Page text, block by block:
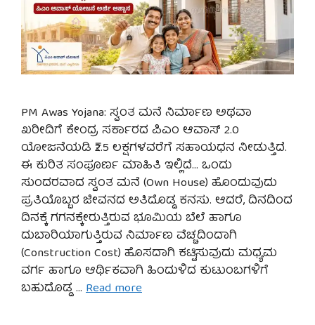
PM Awas Yojana: ಸ್ವಂತ ಮನೆ ನಿರ್ಮಾಣ ಅಥವಾ
ಖರೀದಿಗೆ ಕೇಂದ್ರ ಸರ್ಕಾರದ ಪಿಎಂ ಆವಾಸ್ 2.0
ಯೋಜನೆಯಡಿ ₹2.5 ಲಕ್ಷಗಳವರೆಗೆ ಸಹಾಯಧನ ನೀಡುತ್ತಿದೆ.
ಈ ಕುರಿತ ಸಂಪೂರ್ಣ ಮಾಹಿತಿ ಇಲ್ಲಿದೆ… ಒಂದು
ಸುಂದರವಾದ ಸ್ವಂತ ಮನೆ (Own House) ಹೊಂದುವುದು
ಪ್ರತಿಯೊಬ್ಬರ ಜೀವನದ ಅತಿದೊಡ್ಡ ಕನಸು. ಆದರೆ, ದಿನದಿಂದ
ದಿನಕ್ಕೆ ಗಗನಕ್ಕೇರುತ್ತಿರುವ ಭೂಮಿಯ ಬೆಲೆ ಹಾಗೂ
ದುಬಾರಿಯಾಗುತ್ತಿರುವ ನಿರ್ಮಾಣ ವೆಚ್ಚದಿಂದಾಗಿ
(Construction Cost) ಹೊಸದಾಗಿ ಕಟ್ಟಿಸುವುದು ಮಧ್ಯಮ
ವರ್ಗ ಹಾಗೂ ಆರ್ಥಿಕವಾಗಿ ಹಿಂದುಳಿದ ಕುಟುಂಬಗಳಿಗೆ
ಬಹುದೊಡ್ಡ … Read more